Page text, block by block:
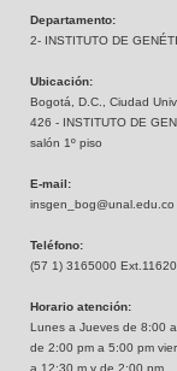
Departamento:
2- INSTITUTO DE
Ubicación:
Bogotá, D.C., Ciudad
426 - INSTITUTO DE
salón 1º piso
E-mail:
insgen_bog@unal.edu.co
Teléfono:
(57 1) 3165000 Ext.11620
Horario atención:
Lunes a Jueves de 8:00
de 2:00 pm a 5:00 pm
a 12:30 m y de 2:00 pm